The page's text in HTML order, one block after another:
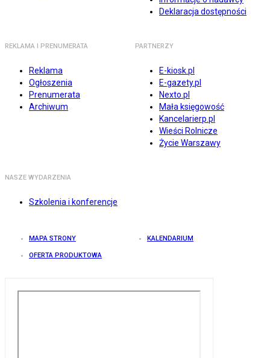
Deklaracja dostępności
REKLAMA I PRENUMERATA
Reklama
Ogłoszenia
Prenumerata
Archiwum
PARTNERZY
E-kiosk.pl
E-gazety.pl
Nexto.pl
Mała księgowość
Kancelarierp.pl
Wieści Rolnicze
Życie Warszawy
NASZE WYDARZENIA
Szkolenia i konferencje
MAPA STRONY KALENDARIUM
OFERTA PRODUKTOWA